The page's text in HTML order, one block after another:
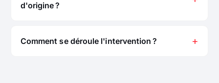
d'origine ?
Comment se déroule l'intervention ?